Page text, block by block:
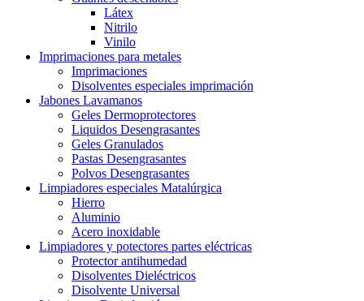
Látex
Nitrilo
Vinilo
Imprimaciones para metales
Imprimaciones
Disolventes especiales imprimación
Jabones Lavamanos
Geles Dermoprotectores
Liquidos Desengrasantes
Geles Granulados
Pastas Desengrasantes
Polvos Desengrasantes
Limpiadores especiales Matalúrgica
Hierro
Aluminio
Acero inoxidable
Limpiadores y potectores partes eléctricas
Protector antihumedad
Disolventes Dieléctricos
Disolvente Universal